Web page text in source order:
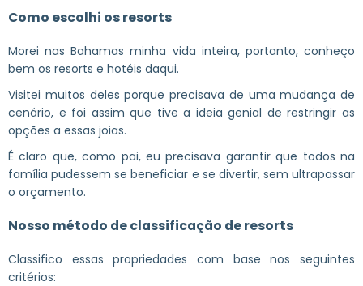
Como escolhi os resorts
Morei nas Bahamas minha vida inteira, portanto, conheço
bem os resorts e hotéis daqui.
Visitei muitos deles porque precisava de uma mudança de
cenário, e foi assim que tive a ideia genial de restringir as
opções a essas joias.
É claro que, como pai, eu precisava garantir que todos na
família pudessem se beneficiar e se divertir, sem ultrapassar
o orçamento.
Nosso método de classificação de resorts
Classifico essas propriedades com base nos seguintes
critérios: